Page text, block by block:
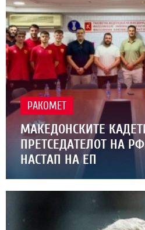
РАКОМЕТ
МАКЕДОНСКИТЕ
ПРЕТСЕДАТЕЛОТ НА
НАСТАП НА ЕП